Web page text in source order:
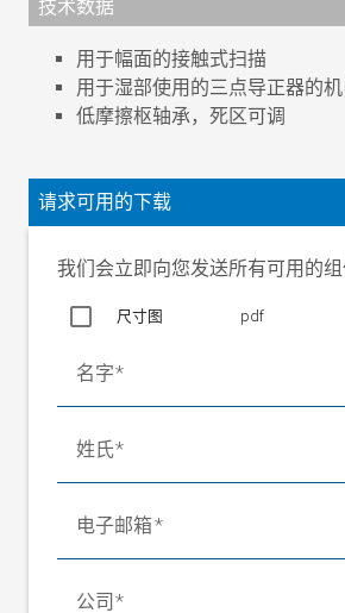
技术数据
用于幅面的接触式扫描
用于湿部使用的三点导正器的
低摩擦枢轴承，死区可调
环境温度
侦测范围
±15 mm
防护等级
IP 67
NAMUR 常闭信号输出端
> 3 mA
电缆长度
接触力
0.01-3 N
请求可用的下载
我们会立即向您发送所有可用的组
尺寸图 pdf
名字
姓氏
电子邮箱
公司